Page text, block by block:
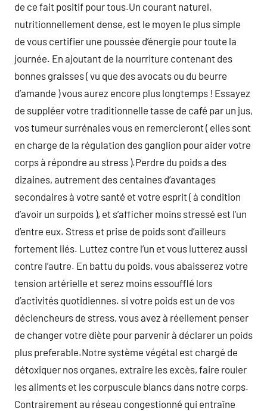
de ce fait positif pour tous.Un courant naturel,
nutritionnellement dense, est le moyen le plus simple
de vous certifier une poussée d’énergie pour toute la
journée. En ajoutant de la nourriture contenant des
bonnes graisses ( vu que des avocats ou du beurre
d’amande ) vous aurez encore plus longtemps ! Essayez
de suppléer votre traditionnelle tasse de café par un jus,
vos tumeur surrénales vous en remercieront ( elles sont
en charge de la régulation des ganglion pour aider votre
corps à répondre au stress ).Perdre du poids a des
dizaines, autrement des centaines d’avantages
secondaires à votre santé et votre esprit ( à condition
d’avoir un surpoids ), et s’afficher moins stressé est l’un
d’entre eux. Stress et prise de poids sont d’ailleurs
fortement liés. Luttez contre l’un et vous lutterez aussi
contre l’autre. En battu du poids, vous abaisserez votre
tension artérielle et serez moins essoufflé lors
d’activités quotidiennes. si votre poids est un de vos
déclencheurs de stress, vous avez à réellement penser
de changer votre diète pour parvenir à déclarer un poids
plus preferable.Notre système végétal est chargé de
détoxiquer nos organes, extraire les excès, faire rouler
les aliments et les corpuscule blancs dans notre corps.
Contrairement au réseau congestionné qui entraîne